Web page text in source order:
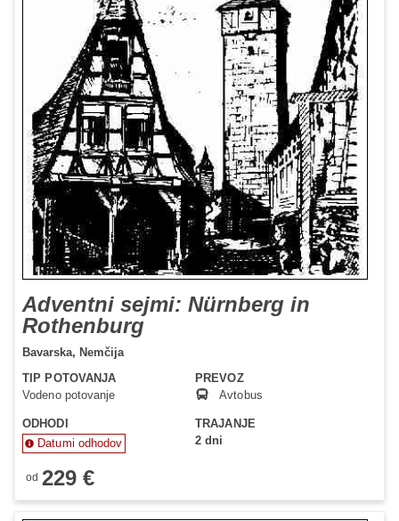
Adventni sejmi: Nürnberg in
Rothenburg
Bavarska, Nemčija
TIP POTOVANJA
Vodeno potovanje
PREVOZ
Avtobus
ODHODI
Datumi odhodov
Status je informativen. Lahko se spremeni glede na dinamiko
TRAJANJE
2 dni
od 229 €